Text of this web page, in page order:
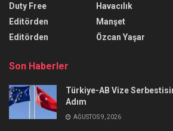
Duty Free
Editörden
Editörden
Havacılık
Manşet
Özcan Yaşar
Son Haberler
Türkiye-AB Vize
Adım
AĞUSTOS 9, 2026